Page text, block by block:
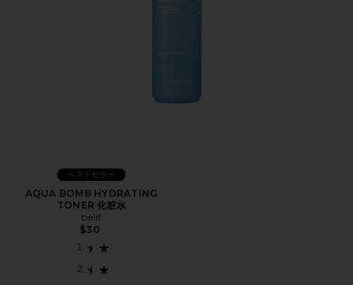
ベストセラー
AQUA BOMB HYDRATING
TONER 化粧水
belif
$30